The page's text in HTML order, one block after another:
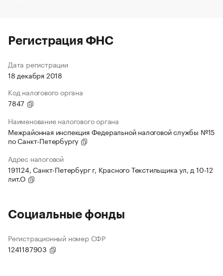
Регистрация ФНС
Дата регистрации
18 декабря 2018
Код налогового органа
7847
Наименование налогового органа
Межрайонная инспекция Федеральной налоговой службы №15
по Санкт-Петербургу
Адрес налоговой
191124, Санкт-Петербург г, Красного Текстильщика ул, д 10-12
лит.О
Социальные фонды
Регистрационный номер СФР
1241187903